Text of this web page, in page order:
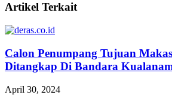
Artikel Terkait
Calon Penumpang Tujuan
Ditangkap Di Bandara
April 30, 2024